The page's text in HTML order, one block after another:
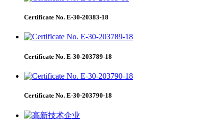
Certificate No. E-30-20383-18
Certificate No. E-30-203789-18
Certificate No. E-30-203790-18